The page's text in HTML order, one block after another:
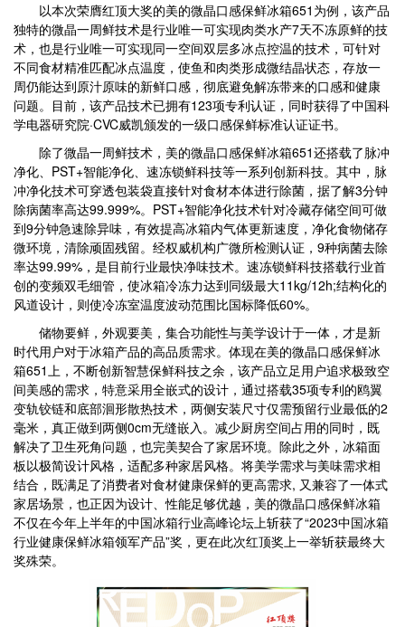
以本次荣膺红顶大奖的美的微晶口感保鲜冰箱651为例，该产品
独特的微晶一周鲜技术是行业唯一可实现肉类水产7天不冻原鲜的技
术，也是行业唯一可实现同一空间双层多冰点控温的技术，可针对
不同食材精准匹配冰点温度，使鱼和肉类形成微结晶状态，存放一
周仍能达到原汁原味的新鲜口感，彻底避免解冻带来的口感和健康
问题。目前，该产品技术已拥有123项专利认证，同时获得了中国科
学电器研究院·CVC威凯颁发的一级口感保鲜标准认证证书。
除了微晶一周鲜技术，美的微晶口感保鲜冰箱651还搭载了脉冲
净化、PST+智能净化、速冻锁鲜科技等一系列创新科技。其中，脉
冲净化技术可穿透包装袋直接针对食材本体进行除菌，据了解3分钟
除病菌率高达99.999%。PST+智能净化技术针对冷藏存储空间可做
到9分钟急速除异味，有效提高冰箱内气体更新速度，净化食物储存
微环境，清除顽固残留。经权威机构广微所检测认证，9种病菌去除
率达99.99%，是目前行业最快净味技术。速冻锁鲜科技搭载行业首
创的变频双毛细管，使冰箱冷冻力达到同级最大11kg/12h;结构化的
风道设计，则使冷冻室温度波动范围比国标降低60%。
储物要鲜，外观要美，集合功能性与美学设计于一体，才是新
时代用户对于冰箱产品的高品质需求。体现在美的微晶口感保鲜冰
箱651上，不断创新智慧保鲜科技之余，该产品立足用户追求极致空
间美感的需求，特意采用全嵌式的设计，通过搭载35项专利的鸥翼
变轨铰链和底部洄形散热技术，两侧安装尺寸仅需预留行业最低的2
毫米，真正做到两侧0cm无缝嵌入。减少厨房空间占用的同时，既
解决了卫生死角问题，也完美契合了家居环境。除此之外，冰箱面
板以极简设计风格，适配多种家居风格。将美学需求与美味需求相
结合，既满足了消费者对食材健康保鲜的更高需求, 又兼容了一体式
家居场景，也正因为设计、性能足够优越，美的微晶口感保鲜冰箱
不仅在今年上半年的中国冰箱行业高峰论坛上斩获了“2023中国冰箱
行业健康保鲜冰箱领军产品”奖，更在此次红顶奖上一举斩获最终大
奖殊荣。